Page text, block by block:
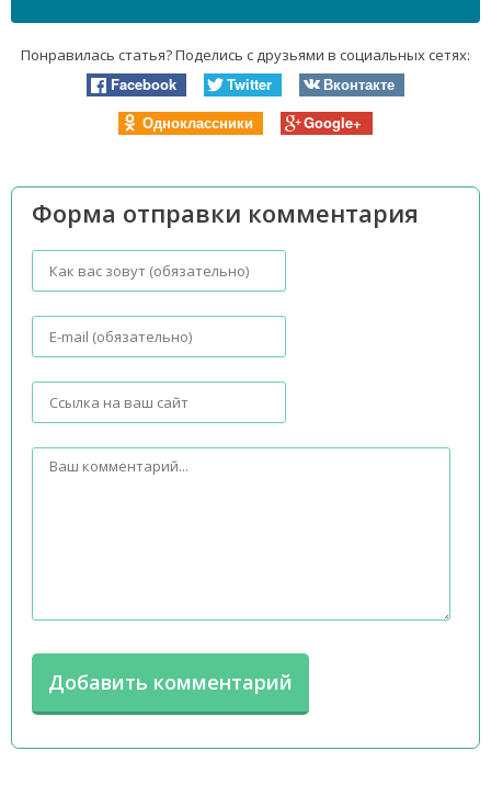
Понравилась статья? Поделись с друзьями в социальных сетях:
Facebook Twitter
Вконтакте
Одноклассники
Google+
Форма отправки комментария